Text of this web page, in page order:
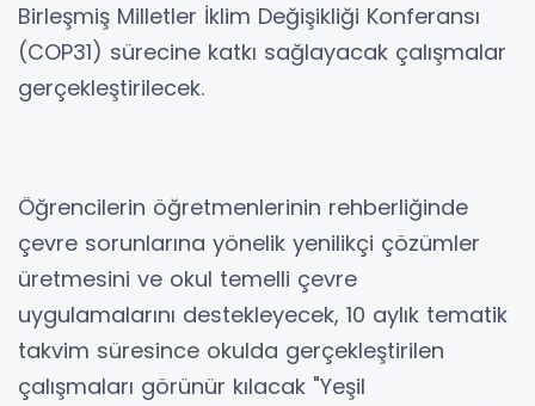
Birleşmiş Milletler İklim Değişikliği Konferansı
(COP31) sürecine katkı sağlayacak çalışmalar
gerçekleştirilecek.
Öğrencilerin öğretmenlerinin rehberliğinde
çevre sorunlarına yönelik yenilikçi çözümler
üretmesini ve okul temelli çevre
uygulamalarını destekleyecek, 10 aylık tematik
takvim süresince okulda gerçekleştirilen
çalışmaları görünür kılacak "Yeşil